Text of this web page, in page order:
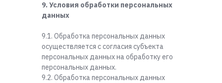
9. Условия обработки персональных
данных
9.1. Обработка персональных данных
осуществляется с согласия субъекта
персональных данных на обработку его
персональных данных.
9.2. Обработка персональных данных